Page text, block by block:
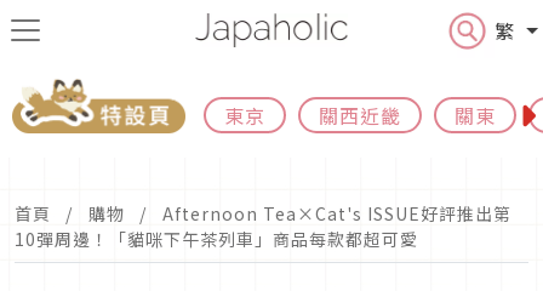
繁
東京 關西近畿 關東
首頁 購物
Afternoon Tea×Cat's ISSUE好評推出第
10彈周邊！「貓咪下午茶列車」商品每款都超可愛